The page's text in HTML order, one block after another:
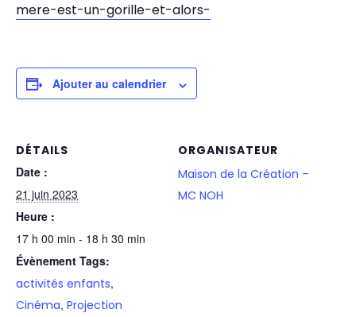
mere-est-un-gorille-et-alors-
Ajouter au calendrier
DÉTAILS
Date :
21 juin 2023
Heure :
17 h 00 min - 18 h 30 min
Évènement Tags:
activités enfants,
Cinéma, Projection
ORGANISATEUR
Maison de la Création –
MC NOH